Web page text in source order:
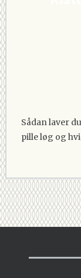
Sådan laver
pille løg og